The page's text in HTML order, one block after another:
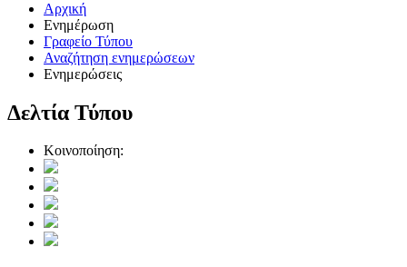
Αρχική
Ενημέρωση
Γραφείο Τύπου
Αναζήτηση ενημερώσεων
Ενημερώσεις
Δελτία Τύπου
Κοινοποίηση: